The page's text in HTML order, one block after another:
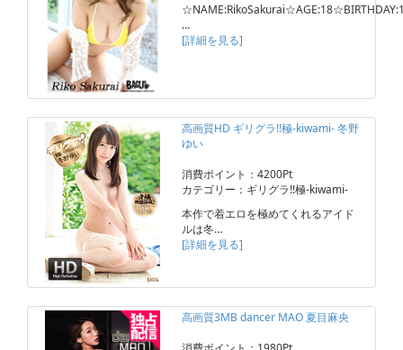
…
[詳細を見る]
高画質HD ギリグラ!!極-kiwami- 冬野
ゆい
消費ポイント：4200Pt
カテゴリー：ギリグラ!!極-kiwami-
本作で着エロを極めてくれるアイド
ルは冬…
[詳細を見る]
高画質3MB dancer MAO 夏目麻央